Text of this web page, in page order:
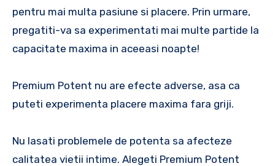
pentru mai multa pasiune si placere. Prin urmare,
pregatiti-va sa experimentati mai multe partide la
capacitate maxima in aceeasi noapte!
Premium Potent nu are efecte adverse, asa ca
puteti experimenta placere maxima fara griji.
Nu lasati problemele de potenta sa afecteze
calitatea vietii intime. Alegeti Premium Potent